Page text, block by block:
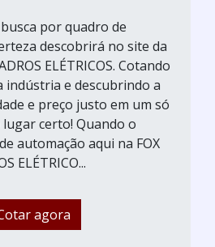
por quadro de
descobrirá no site da
ELÉTRICOS. Cotando
indústria e descubrindo a
e preço justo em um só
certo! Quando o
automação aqui na FOX
ELÉTRICO...
agora